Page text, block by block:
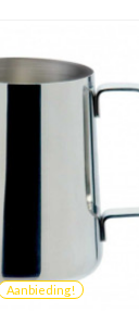
Aanbieding!